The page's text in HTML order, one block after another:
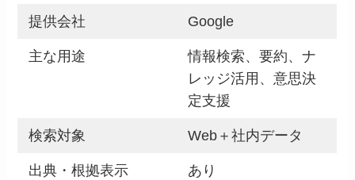
提供会社 Google
主な用途
情報検索、要約、ナ
レッジ活用、意思決
定支援
検索対象 Web＋社内データ
出典・根拠表示 あり